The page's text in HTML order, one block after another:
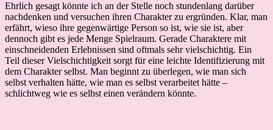
Ehrlich gesagt könnte ich an der Stelle noch stundenlang darüber
nachdenken und versuchen ihren Charakter zu ergründen. Klar, man
erfährt, wieso ihre gegenwärtige Person so ist, wie sie ist, aber
dennoch gibt es jede Menge Spielraum. Gerade Charaktere mit
einschneidenden Erlebnissen sind oftmals sehr vielschichtig. Ein
Teil dieser Vielschichtigkeit sorgt für eine leichte Identifizierung mit
dem Charakter selbst. Man beginnt zu überlegen, wie man sich
selbst verhalten hätte, wie man es selbst verarbeitet hätte –
schlichtweg wie es selbst einen verändern könnte.